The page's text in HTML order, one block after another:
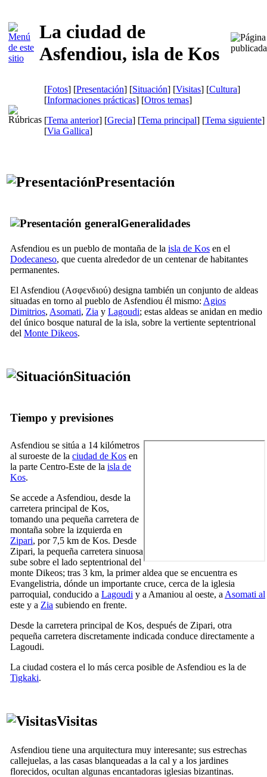
La ciudad de
Asfendiou, isla de Kos
[Fotos] [Presentación] [Situación] [Visitas] [Cultura]
[Informaciones prácticas] [Otros temas]
[Tema anterior] [Grecia] [Tema principal] [Tema siguiente]
[Via Gallica]
Presentación
Generalidades
Asfendiou es un pueblo de montaña de la isla de Kos en el
Dodecaneso, que cuenta alrededor de un centenar de habitantes
permanentes.
El Asfendiou (Ασφενδιού) designa también un conjunto de aldeas
situadas en torno al pueblo de Asfendiou él mismo: Agios
Dimitrios, Asomati, Zia y Lagoudi; estas aldeas se anidan en medio
del único bosque natural de la isla, sobre la vertiente septentrional
del Monte Dikeos.
Situación
Tiempo y previsiones
Asfendiou se sitúa a 14 kilómetros
al suroeste de la ciudad de Kos en
la parte Centro-Este de la isla de
Kos.
Se accede a Asfendiou, desde la
carretera principal de Kos,
tomando una pequeña carretera de
montaña sobre la izquierda en
Zipari, por 7,5 km de Kos. Desde
Zipari, la pequeña carretera sinuosa
sube sobre el lado septentrional del
monte Dikeos; tras 3 km, la primer aldea que se encuentra es
Evangelistria, dónde un importante cruce, cerca de la iglesia
parroquial, conducido a Lagoudi y a Amaniou al oeste, a Asomati al
este y a Zia subiendo en frente.
Desde la carretera principal de Kos, después de Zipari, otra
pequeña carretera discretamente indicada conduce directamente a
Lagoudi.
La ciudad costera el lo más cerca posible de Asfendiou es la de
Tigkaki.
Visitas
Asfendiou tiene una arquitectura muy interesante; sus estrechas
callejuelas, a las casas blanqueadas a la cal y a los jardines
florecidos, ocultan algunas encantadoras iglesias bizantinas.